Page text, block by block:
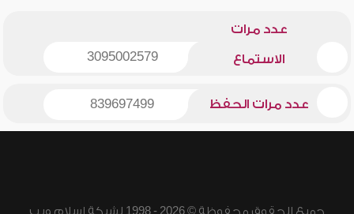
عدد مرات
الاستماع 3095002579
عدد مرات الحفظ 839697499
جميع الحقوق محفوظة © 2026 - 1998 لشبكة إسلام ويب